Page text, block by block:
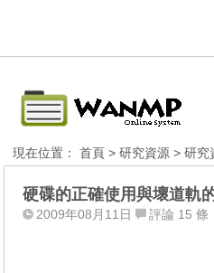
現在位置：首頁 >研究資源 >研究
硬碟的正確使用與壞道軌
2009年08月11日 評論 15 條